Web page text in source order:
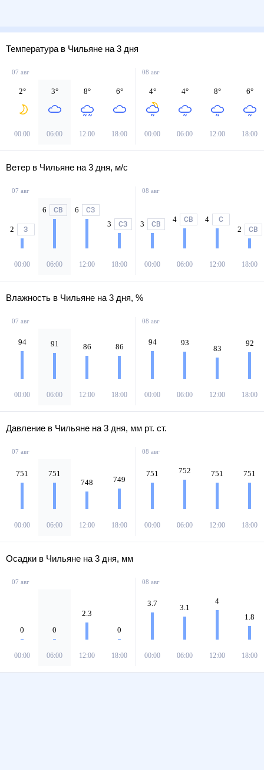
Температура в Чильяне на 3 дня
07 авг
2°
00:00
3°
06:00
8°
12:00
6°
18:00
08 авг
4°
00:00
4°
06:00
8°
12:00
6°
18:00
Ветер в Чильяне на 3 дня, м/с
07 авг
2 З
00:00
6 СВ
06:00
6 СЗ
12:00
3 СЗ
18:00
08 авг
3 СВ
00:00
4 СВ
06:00
4 С
12:00
2 СВ
18:00
Влажность в Чильяне на 3 дня, %
07 авг
94
00:00
91
06:00
86
12:00
86
18:00
08 авг
94
00:00
93
06:00
83
12:00
92
18:00
Давление в Чильяне на 3 дня, мм рт. ст.
07 авг
751
00:00
751
06:00
748
12:00
749
18:00
08 авг
751
00:00
752
06:00
751
12:00
751
18:00
Осадки в Чильяне на 3 дня, мм
07 авг
0
00:00
0
06:00
2.3
12:00
0
18:00
08 авг
3.7
00:00
3.1
06:00
4
12:00
1.8
18:00